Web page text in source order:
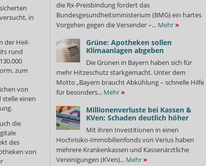
in
der Heil-
rund
zum
von
stelle einen
die
des
von
die Rx-Preisbindung fordert das
Bundesgesundheitsministerium (BMG) ein hartes
Vorgehen gegen die Versender –... Mehr»
Grüne: Apotheken sollen
Klimaanlagen abgeben
Die Grünen in Bayern haben sich für
mehr Hitzeschutz starkgemacht. Unter dem
Motto „Bayern braucht Abkühlung – schnelle Hilfe
für besonders... Mehr»
Millionenverluste bei Kassen &
KVen: Schaden deutlich höher
Mit ihren Investitionen in einen
Hochrisiko-Immobilienfonds von Verius haben
mehrere Krankenkassen und Kassenärztliche
Vereinigungen (KVen)... Mehr»